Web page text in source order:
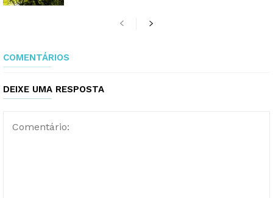
COMENTÁRIOS
DEIXE UMA RESPOSTA